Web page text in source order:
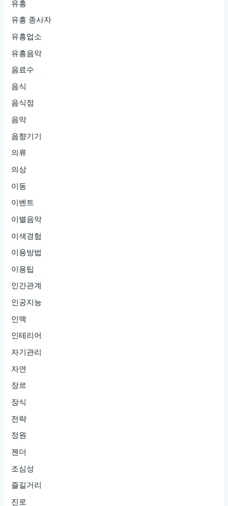
유흥
유흥 종사자
유흥업소
유흥음악
음료수
음식
음식점
음악
음향기기
의류
의상
이동
이벤트
이별음악
이색경험
이용방법
이용팁
인간관계
인공지능
인맥
인테리어
자기관리
자연
장르
장식
전략
정원
젠더
조심성
즐길거리
진로